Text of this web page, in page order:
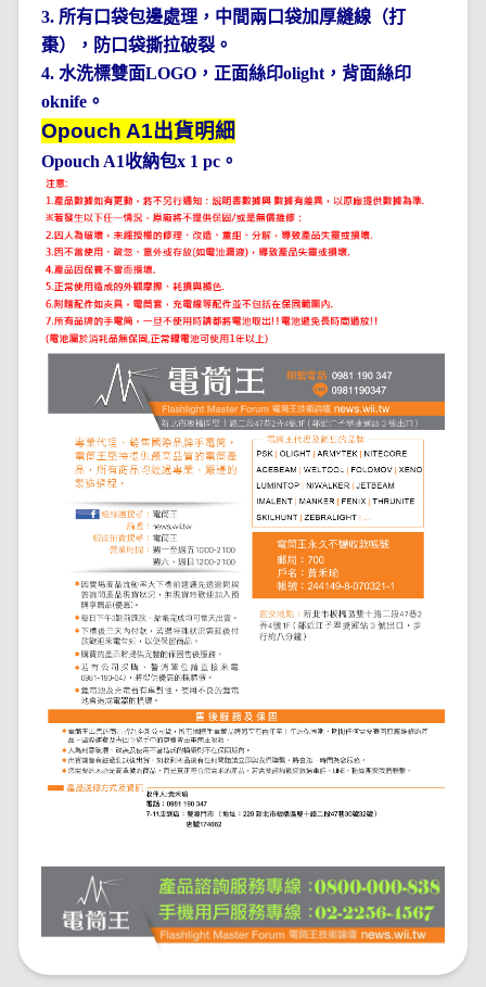
3. 所有口袋包邊處理，中間兩口袋加厚縫線（打
棗），防口袋撕拉破裂。
4. 水洗標雙面LOGO ，正面絲印olight ，背面絲印
oknife 。
Opouch A1出貨明細
Opouch A1收納包x 1 pc 。